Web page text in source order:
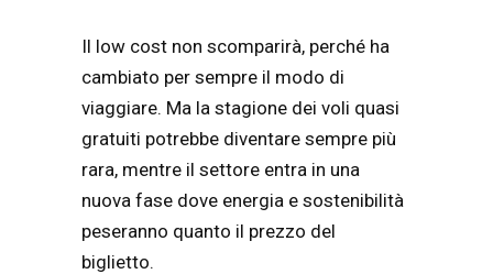
Il low cost non scomparirà, perché ha
cambiato per sempre il modo di
viaggiare. Ma la stagione dei voli quasi
gratuiti potrebbe diventare sempre più
rara, mentre il settore entra in una
nuova fase dove energia e sostenibilità
peseranno quanto il prezzo del
biglietto.